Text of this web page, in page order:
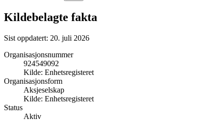
Kildebelagte fakta
Sist oppdatert: 20. juli 2026
Organisasjonsnummer
924549092
Kilde: Enhetsregisteret
Organisasjonsform
Aksjeselskap
Kilde: Enhetsregisteret
Status
Aktiv